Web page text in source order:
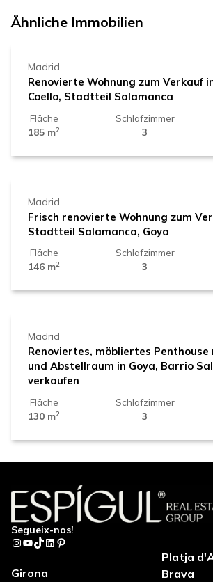
Ähnliche Immobilien
1.950.000 €
Madrid
Renovierte Wohnung zum Verkauf
Coello, Stadtteil Salamanca
Fläche
185 m2
Schlafzimmer
3
1.919.000 €
Madrid
Frisch renovierte Wohnung zum
Stadtteil Salamanca, Goya
Fläche
146 m2
Schlafzimmer
3
1.620.000 €
Madrid
Renoviertes, möbliertes
und Abstellraum in Goya, Barrio
verkaufen
Fläche
130 m2
Schlafzimmer
3
Segueix-nos!
Instagram
YouTube
TikTok
LinkedIn
Pinterest
Girona
Platja
Brava